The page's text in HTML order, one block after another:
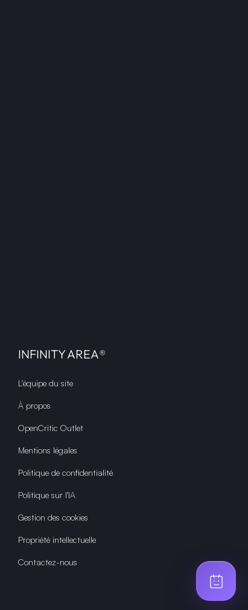
INFINITY AREA®
L'équipe du site
À propos
OpenCritic Outlet
Mentions légales
Politique de confidentialité
Politique sur l'IA
Gestion des cookies
Propriété intellectuelle
Contactez-nous